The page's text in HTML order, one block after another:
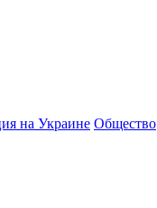
на Украине Общество